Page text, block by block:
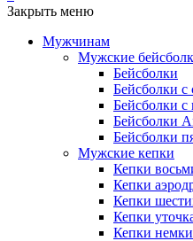
Закрыть меню
Мужчинам
Мужские
Бейсболки
Бейсболки с
Бейсболки
Бейсболки
Бейсболки
Мужские кепки
Кепки
Кепки
Кепки
Кепки
Кепки немки